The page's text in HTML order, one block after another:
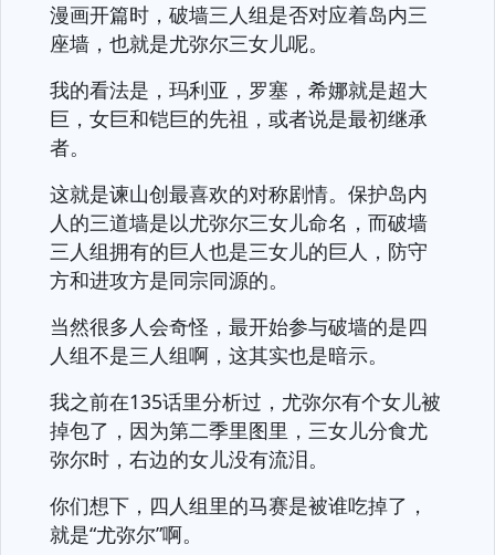
漫画开篇时，破墙三人组是否对应着岛内三
座墙，也就是尤弥尔三女儿呢。
我的看法是，玛利亚，罗塞，希娜就是超大
巨，女巨和铠巨的先祖，或者说是最初继承
者。
这就是谏山创最喜欢的对称剧情。保护岛内
人的三道墙是以尤弥尔三女儿命名，而破墙
三人组拥有的巨人也是三女儿的巨人，防守
方和进攻方是同宗同源的。
当然很多人会奇怪，最开始参与破墙的是四
人组不是三人组啊，这其实也是暗示。
我之前在135话里分析过，尤弥尔有个女儿被
掉包了，因为第二季里图里，三女儿分食尤
弥尔时，右边的女儿没有流泪。
你们想下，四人组里的马赛是被谁吃掉了，
就是“尤弥尔”啊。